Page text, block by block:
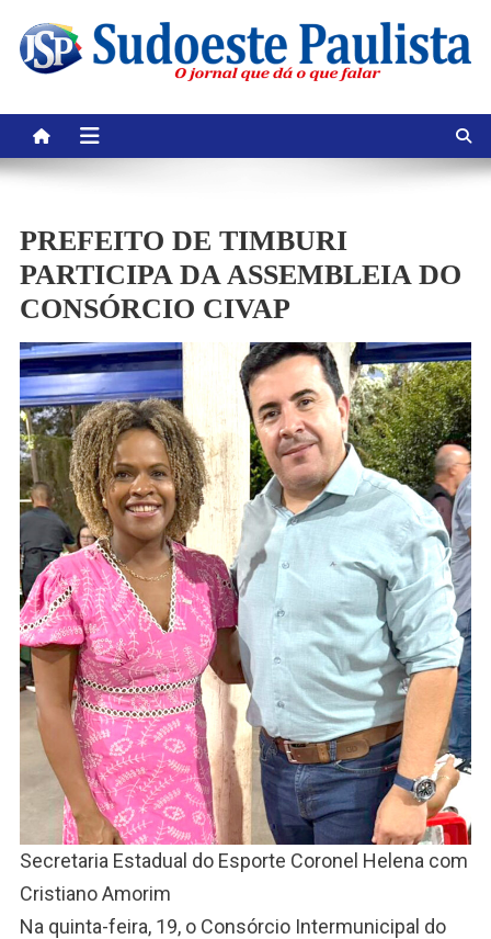
content
PREFEITO DE TIMBURI
PARTICIPA DA ASSEMBLEIA DO
CONSÓRCIO CIVAP
Secretaria Estadual do Esporte Coronel Helena com
Cristiano Amorim
Na quinta-feira, 19, o Consórcio Intermunicipal do